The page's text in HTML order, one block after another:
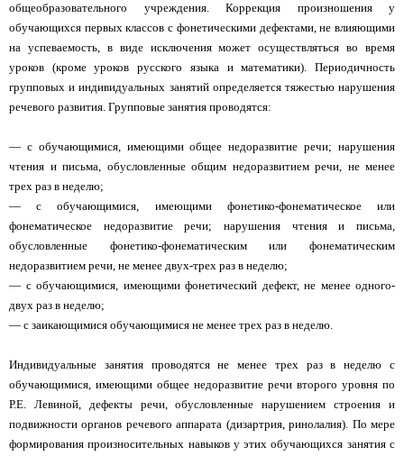
общеобразовательного учреждения. Коррекция произношения у
обучающихся первых классов с фонетическими дефектами, не влияющими
на успеваемость, в виде исключения может осуществляться во время
уроков (кроме уроков русского языка и математики). Периодичность
групповых и индивидуальных занятий определяется тяжестью нарушения
речевого развития. Групповые занятия проводятся:
— с обучающимися, имеющими общее недоразвитие речи; нарушения
чтения и письма, обусловленные общим недоразвитием речи, не менее
трех раз в неделю;
— с обучающимися, имеющими фонетико-фонематическое или
фонематическое недоразвитие речи; нарушения чтения и письма,
обусловленные фонетико-фонематическим или фонематическим
недоразвитием речи, не менее двух-трех раз в неделю;
— с обучающимися, имеющими фонетический дефект, не менее одного-
двух раз в неделю;
— с заикающимися обучающимися не менее трех раз в неделю.
Индивидуальные занятия проводятся не менее трех раз в неделю с
обучающимися, имеющими общее недоразвитие речи второго уровня по
Р.Е. Левиной, дефекты речи, обусловленные нарушением строения и
подвижности органов речевого аппарата (дизартрия, ринолалия). По мере
формирования произносительных навыков у этих обучающихся занятия с